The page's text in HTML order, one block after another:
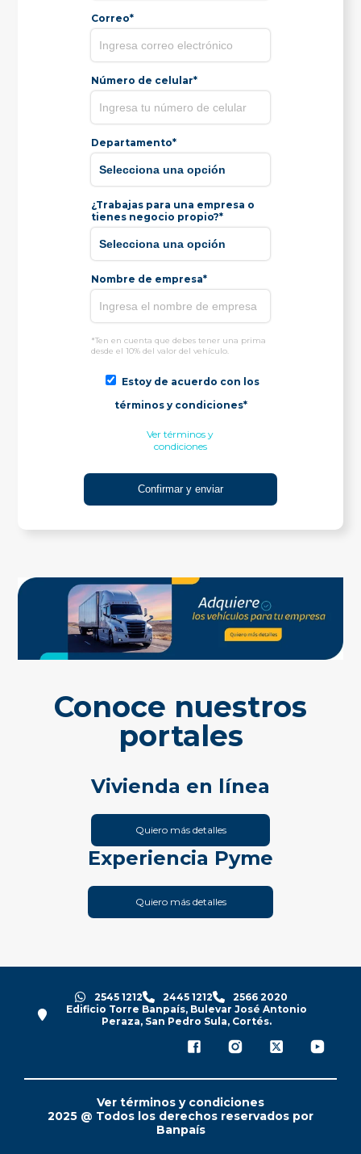
Correo*
Número de celular*
Departamento*
¿Trabajas para una empresa o
tienes negocio propio?*
Nombre de empresa*
*Ten en cuenta que debes tener una prima
desde el 10% del valor del vehículo.
Estoy de acuerdo con los
términos y condiciones*
Ver términos y
condiciones
Conoce nuestros
portales
Vivienda en línea
Quiero más detalles
Experiencia Pyme
Quiero más detalles
2545 1212 2445 1212
2566 2020
Edificio Torre Banpaís, Bulevar José Antonio
Peraza, San Pedro Sula, Cortés.
Ver términos y condiciones
2025 @ Todos los derechos reservados por
Banpaís